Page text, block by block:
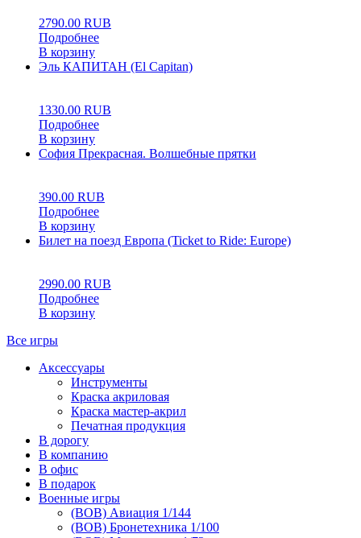
2790.00 RUB
Подробнее
В корзину
Эль КАПИТАН (El Capitan)
1330.00 RUB
Подробнее
В корзину
София Прекрасная. Волшебные прятки
390.00 RUB
Подробнее
В корзину
Билет на поезд Европа (Ticket to Ride: Europe)
2990.00 RUB
Подробнее
В корзину
Все игры
Аксессуары
Инструменты
Краска акриловая
Краска мастер-акрил
Печатная продукция
В дорогу
В компанию
В офис
В подарок
Военные игры
(ВОВ) Авиация 1/144
(ВОВ) Бронетехника 1/100